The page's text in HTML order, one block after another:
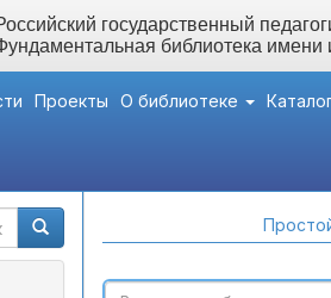
государственный
библиотека
Проекты О библиотеке